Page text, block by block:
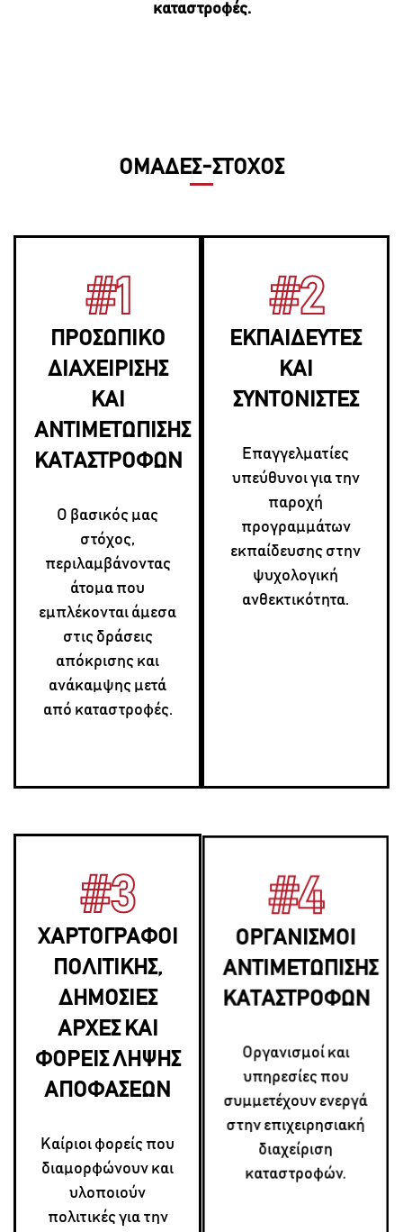
καταστροφές.
ΟΜΑΔΕΣ-ΣΤΟΧΟΣ
#1
ΠΡΟΣΩΠΙΚΟ
ΔΙΑΧΕΙΡΙΣΗΣ
ΚΑΙ
ΑΝΤΙΜΕΤΩΠΙΣΗΣ
ΚΑΤΑΣΤΡΟΦΩΝ
Ο βασικός μας
στόχος,
περιλαμβάνοντας
άτομα που
εμπλέκονται άμεσα
στις δράσεις
απόκρισης και
ανάκαμψης μετά
από καταστροφές.
#2
ΕΚΠΑΙΔΕΥΤΕΣ
ΚΑΙ
ΣΥΝΤΟΝΙΣΤΕΣ
Επαγγελματίες
υπεύθυνοι για την
παροχή
προγραμμάτων
εκπαίδευσης στην
ψυχολογική
ανθεκτικότητα.
#3
ΧΑΡΤΟΓΡΑΦΟΙ
ΠΟΛΙΤΙΚΗΣ,
ΔΗΜΟΣΙΕΣ
ΑΡΧΕΣ ΚΑΙ
ΦΟΡΕΙΣ ΛΗΨΗΣ
ΑΠΟΦΑΣΕΩΝ
Καίριοι φορείς που
διαμορφώνουν και
υλοποιούν
πολιτικές για την
#4
ΟΡΓΑΝΙΣΜΟΙ
ΑΝΤΙΜΕΤΩΠΙΣΗΣ
ΚΑΤΑΣΤΡΟΦΩΝ
Οργανισμοί και
υπηρεσίες που
συμμετέχουν ενεργά
στην επιχειρησιακή
διαχείριση
καταστροφών.